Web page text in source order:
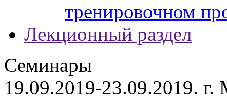
тренировочном
Лекционный раздел
Семинары
19.09.2019-23.09.2019. г.